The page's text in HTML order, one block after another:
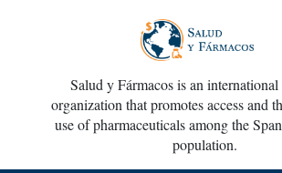
Salud y Fármacos is an
organization that promotes access and
use of pharmaceuticals among the
population.